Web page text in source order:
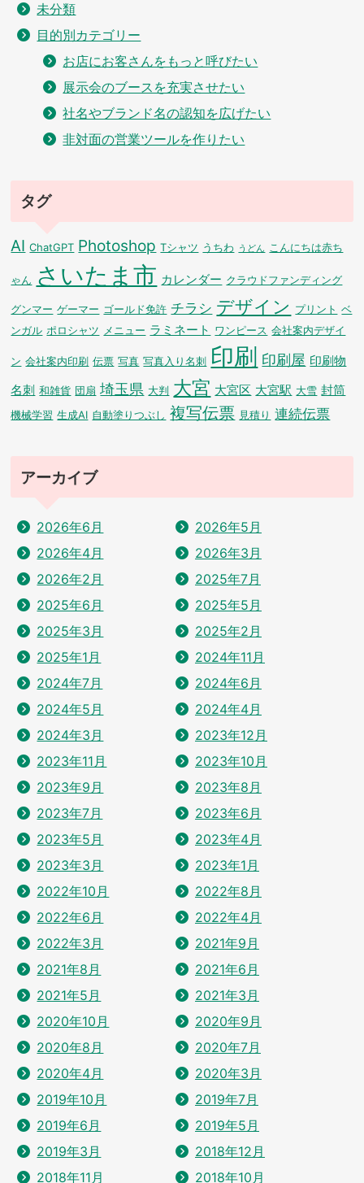
未分類
目的別カテゴリー
お店にお客さんをもっと呼びたい
展示会のブースを充実させたい
社名やブランド名の認知を広げたい
非対面の営業ツールを作りたい
タグ
AI ChatGPT Photoshop Tシャツ うちわ うどん こんにちは赤ち
ゃん さいたま市 カレンダー クラウドファンディング
グンマー ゲーマー ゴールド免許 チラシ デザイン プリント ベ
ンガル ポロシャツ メニュー ラミネート ワンピース 会社案内デザイ
ン 会社案内印刷 伝票 写真 写真入り名刺 印刷 印刷屋 印刷物
名刺 和雑貨 団扇 埼玉県 大判 大宮 大宮区 大宮駅 大雪 封筒
機械学習 生成AI 自動塗りつぶし 複写伝票 見積り 連続伝票
アーカイブ
2026年6月
2026年5月
2026年4月
2026年3月
2026年2月
2025年7月
2025年6月
2025年5月
2025年3月
2025年2月
2025年1月
2024年11月
2024年7月
2024年6月
2024年5月
2024年4月
2024年3月
2023年12月
2023年11月
2023年10月
2023年9月
2023年8月
2023年7月
2023年6月
2023年5月
2023年4月
2023年3月
2023年1月
2022年10月
2022年8月
2022年6月
2022年4月
2022年3月
2021年9月
2021年8月
2021年6月
2021年5月
2021年3月
2020年10月
2020年9月
2020年8月
2020年7月
2020年4月
2020年3月
2019年10月
2019年7月
2019年6月
2019年5月
2019年3月
2018年12月
2018年11月
2018年10月